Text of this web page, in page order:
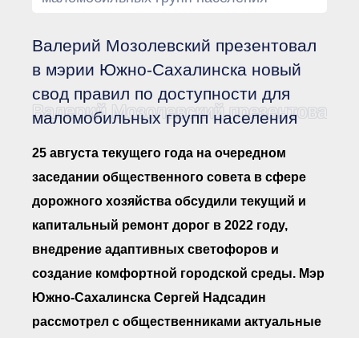
● Действующие документы
● Сбор предложений во
внутренние документы
Финансовая отчетность
Компенсационный фонд
● Реестр членов
Ассоциации
«Сахалинстрой»
Ассоциации,
строительный контроль
● Реестр членов
объединения
Ассоциации —
Застройщиков
● Реестр членов
Валерий Мозолевский презентовал
в мэрии Южно-Сахалинска новый
свод правил по доступности для
маломобильных групп населения
Валерий Мозолевский презентовал
25 августа текущего года на очередном
заседании общественного совета в сфере
дорожного хозяйства обсудили текущий и
капитальный ремонт дорог в 2022 году,
внедрение адаптивных светофоров и
создание комфортной городской среды. Мэр
Южно-Сахалинска Сергей Надсадин
рассмотрел с общественниками актуальные